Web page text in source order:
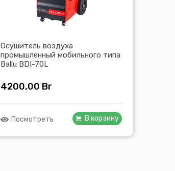
Осушитель воздуха
промышленный мобильного типа
Ballu BDI-70L
4200,00 Br
Посмотреть В корзину